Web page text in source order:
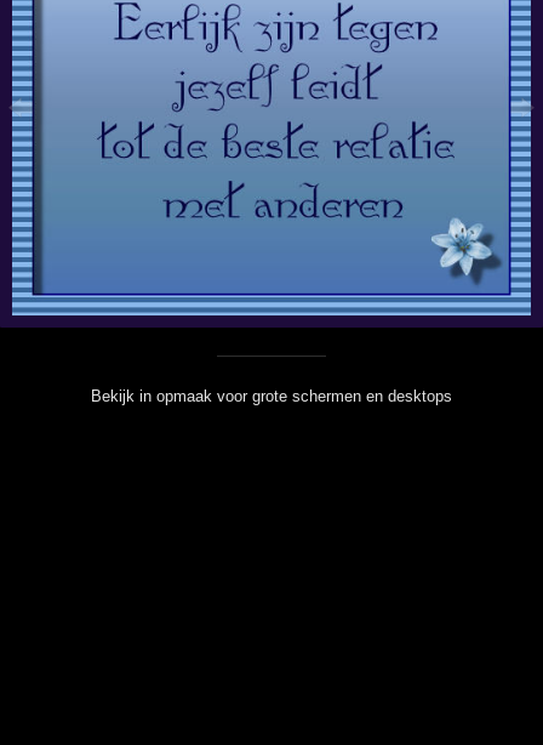
Bekijk in opmaak voor grote schermen en desktops